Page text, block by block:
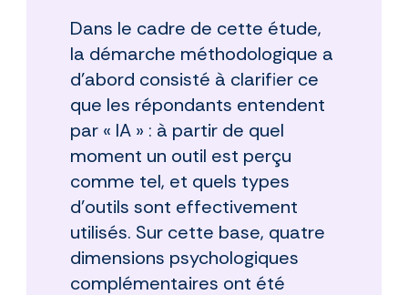
Dans le cadre de cette étude,
la démarche méthodologique a
d’abord consisté à clarifier ce
que les répondants entendent
par « IA » : à partir de quel
moment un outil est perçu
comme tel, et quels types
d’outils sont effectivement
utilisés. Sur cette base, quatre
dimensions psychologiques
complémentaires ont été